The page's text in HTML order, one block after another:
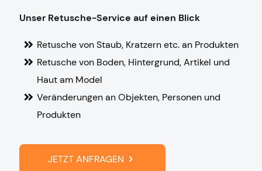
Unser Retusche-Service auf einen Blick
Retusche von Staub, Kratzern etc. an Produkten
Retusche von Boden, Hintergrund, Artikel und
Haut am Model
Veränderungen an Objekten, Personen und
Produkten
JETZT ANFRAGEN